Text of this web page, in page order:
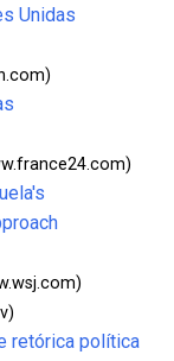
Unidas
retórica política